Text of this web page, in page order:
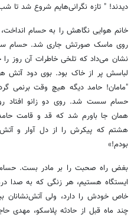
دیدند! " تازه نگرانی‌هایم شروع شد تا
خانم هوایی نگاهش را به حسام
روی ماسک صورتش جاری شد. حسام
نشان می‌داد که تلخی خاطرات آن روز
لباسش پر از خاک بود. بوی دود آتش
"مامان! حامددیگه هیچ وقت برنمی
حسامسست شد. روی دو زانو افتاد
همان جا باورم شد که قد و قامت
هشتم که پیکرش را از دل آوار و
بودم!»
بغض راه صحبت را بر مادر بست.
ایستگاه هستیم، هرزنگی که به صدا
خاص خودش را دارد، ولی آتش‌نشانان
چند ماه قبل از حادثه پلاسکو، مهدی